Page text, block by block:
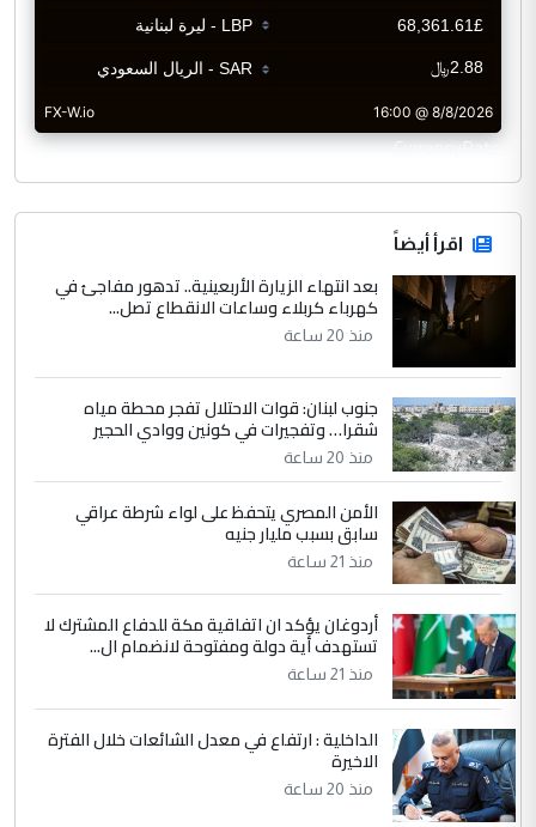
CurrencyRate
اقرأ أيضاً
بعد انتهاء الزيارة الأربعينية.. تدهور مفاجئ في
كهرباء كربلاء وساعات الانقطاع تصل...
منذ 20 ساعة
جنوب لبنان: قوات الاحتلال تفجر محطة مياه
شقرا… وتفجيرات في كونين ووادي الحجير
منذ 20 ساعة
الأمن المصري يتحفظ على لواء شرطة عراقي
سابق بسبب مليار جنيه
منذ 21 ساعة
أردوغان يؤكد ان اتفاقية مكة للدفاع المشترك لا
تستهدف أية دولة ومفتوحة لانضمام ال...
منذ 21 ساعة
الداخلية : ارتفاع في معدل الشائعات خلال الفترة
الاخيرة
منذ 20 ساعة